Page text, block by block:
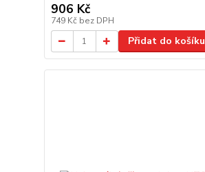
906 Kč
749 Kč bez DPH
Přidat do košíku